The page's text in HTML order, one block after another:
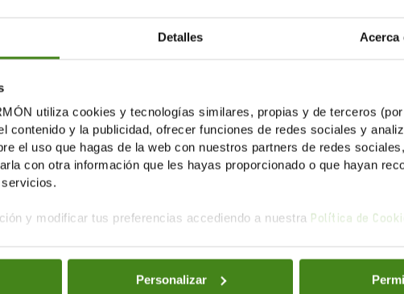
Detalles Acerca
utiliza cookies y tecnologías similares, propias y de terceros
contenido y la publicidad, ofrecer funciones de redes sociales y
el uso que hagas de la web con nuestros partners de redes
con otra información que les hayas proporcionado o que hayan
y modificar tus preferencias accediendo a nuestra Política de
Personalizar
Núm. de Páginas: 111
la publicación